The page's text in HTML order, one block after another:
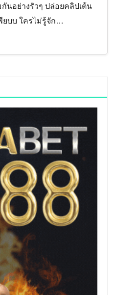
นอย่างรัวๆ ปล่อยคลิปเต้น
ยบบ ใครไม่รู้จัก…